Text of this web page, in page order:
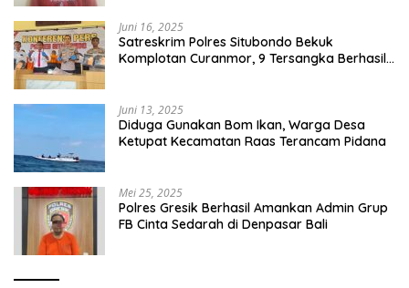
Juni 16, 2025
Satreskrim Polres Situbondo Bekuk
Komplotan Curanmor, 9 Tersangka Berhasil
Juni 13, 2025
Diduga Gunakan Bom Ikan, Warga Desa
Ketupat Kecamatan Raas Terancam Pidana
Mei 25, 2025
Polres Gresik Berhasil Amankan Admin Grup
FB Cinta Sedarah di Denpasar Bali